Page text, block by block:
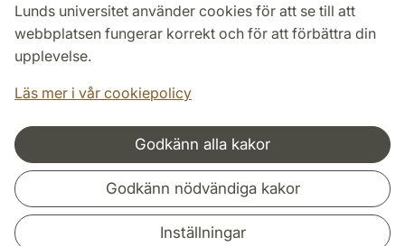
Lunds universitet använder cookies för att se till att
webbplatsen fungerar korrekt och för att förbättra din
upplevelse.
Läs mer i vår cookiepolicy
Godkänn alla kakor
Godkänn nödvändiga kakor
Inställningar
Följ oss i sociala medier
Samarbeten och nätverk